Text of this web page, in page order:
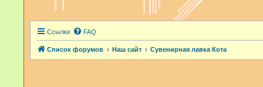
Ссылки FAQ
Список форумов Наш сайт Сувенирная лавка Кота